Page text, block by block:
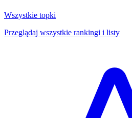
Wszystkie topki
Przeglądaj wszystkie rankingi i listy